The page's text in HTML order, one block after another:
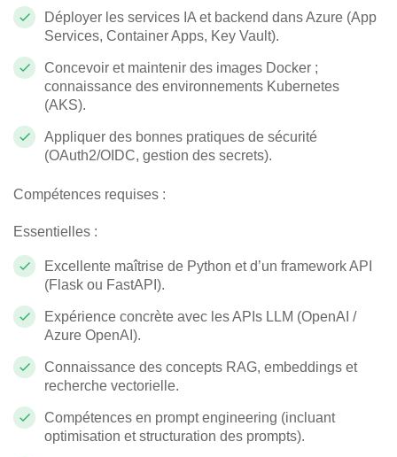
Déployer les services IA et backend dans Azure (App
Services, Container Apps, Key Vault).
Concevoir et maintenir des images Docker ;
connaissance des environnements Kubernetes
(AKS).
Appliquer des bonnes pratiques de sécurité
(OAuth2/OIDC, gestion des secrets).
Compétences requises :
Essentielles :
Excellente maîtrise de Python et d’un framework API
(Flask ou FastAPI).
Expérience concrète avec les APIs LLM (OpenAI /
Azure OpenAI).
Connaissance des concepts RAG, embeddings et
recherche vectorielle.
Compétences en prompt engineering (incluant
optimisation et structuration des prompts).